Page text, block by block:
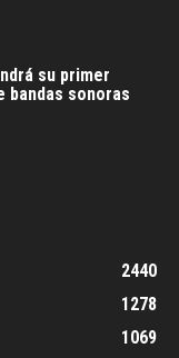
su primer
sonoras
2440
1278
1069